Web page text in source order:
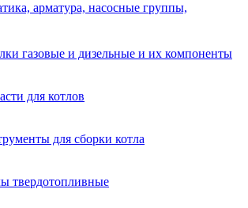
арматура, насосные группы,
газовые и дизельные и их компоненты
для котлов
для сборки котла
твердотопливные